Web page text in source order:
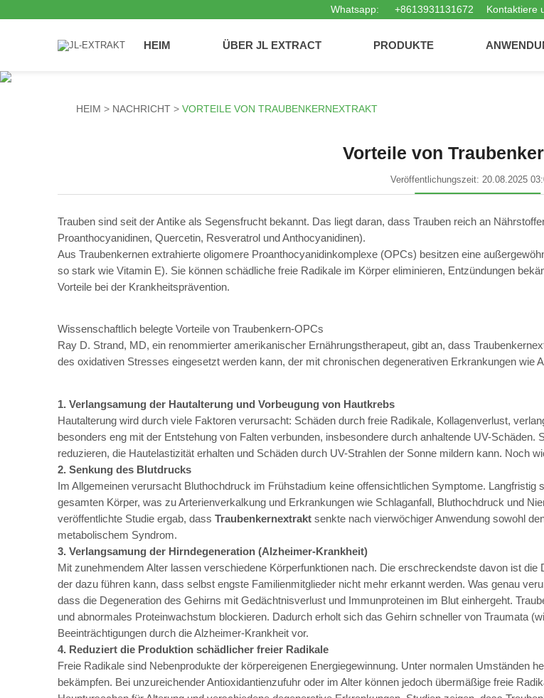
Whatsapp: +8613931131672 Kontaktiere
HEIM ÜBER JL EXTRACT PRODUKTE
HEIM NACHRICHT VORTEILE VON TRAUBENKERNEXTRAKT
Vorteile von
Veröffentlichungszeit: 20.08.2025
Trauben sind seit der Antike als Segensfrucht bekannt. Das liegt daran, dass Trauben reich an
Proanthocyanidinen, Quercetin, Resveratrol und Anthocyanidinen).
Aus Traubenkernen extrahierte oligomere Proanthocyanidinkomplexe (OPCs) besitzen eine
so stark wie Vitamin E). Sie können schädliche freie Radikale im Körper eliminieren, Entzündungen
Vorteile bei der Krankheitsprävention.
Wissenschaftlich belegte Vorteile von Traubenkern-OPCs
Ray D. Strand, MD, ein renommierter amerikanischer Ernährungstherapeut, gibt an, dass
des oxidativen Stresses eingesetzt werden kann, der mit chronischen degenerativen Erkrankungen wie
1. Verlangsamung der Hautalterung und Vorbeugung von Hautkrebs
Hautalterung wird durch viele Faktoren verursacht: Schäden durch freie Radikale, Kollagenverlust,
besonders eng mit der Entstehung von Falten verbunden, insbesondere durch anhaltende UV-
reduzieren, die Hautelastizität erhalten und Schäden durch UV-Strahlen der Sonne mildern kann. Noch
2. Senkung des Blutdrucks
Im Allgemeinen verursacht Bluthochdruck im Frühstadium keine offensichtlichen Symptome.
gesamten Körper, was zu Arterienverkalkung und Erkrankungen wie Schlaganfall, Bluthochdruck und
veröffentlichte Studie ergab, dass Traubenkernextraktsenkte nach vierwöchiger Anwendung sowohl
metabolischem Syndrom.
3. Verlangsamung der Hirndegeneration (Alzheimer-Krankheit)
Mit zunehmendem Alter lassen verschiedene Körperfunktionen nach. Die erschreckendste davon ist
der dazu führen kann, dass selbst engste Familienmitglieder nicht mehr erkannt werden. Was genau
dass die Degeneration des Gehirns mit Gedächtnisverlust und Immunproteinen im Blut einhergeht.
und abnormales Proteinwachstum blockieren. Dadurch erholt sich das Gehirn schneller von Traumata
Beeinträchtigungen durch die Alzheimer-Krankheit vor.
4. Reduziert die Produktion schädlicher freier Radikale
Freie Radikale sind Nebenprodukte der körpereigenen Energiegewinnung. Unter normalen Umständen
bekämpfen. Bei unzureichender Antioxidantienzufuhr oder im Alter können jedoch übermäßige freie